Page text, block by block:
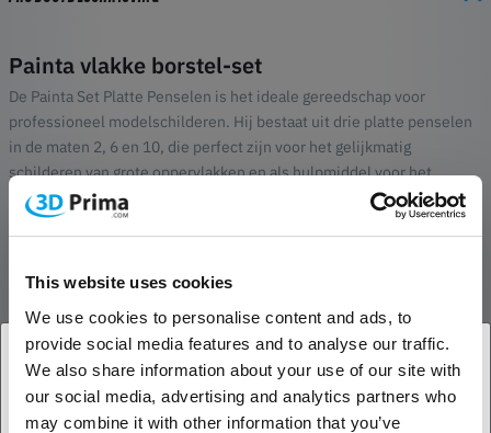
This website uses cookies
We use cookies to personalise content and ads, to
provide social media features and to analyse our traffic.
We also share information about your use of our site with
our social media, advertising and analytics partners who
may combine it with other information that you’ve
Painta vlakke borstel-set
De Painta Set Platte Penselen is het ideale gereedschap voor
professioneel modelschilderen. Hij bestaat uit drie platte penselen
in de maten 2, 6 en 10, die perfect zijn voor het gelijkmatig
schilderen van grote oppervlakken en als hulpmiddel voor het
nauwkeurig aanbrengen van in water oplosbare decals. Gebruik deze
penselen om snel en gemakkelijk gladde en gelijkmatige
De penselen zijn ook ideaal voor drybrushen. Met slechts een beetje
verf op de penseelharen kun je authentieke verouderings- en
vuileffecten bereiken waardoor je modellen er realistischer en
levendiger uitzien. De set bevat alle penselen die je nodig hebt voor
professionele resultaten bij het schilderen van je modellen.
1. Ben je een zakelijke of een particuliere klant?